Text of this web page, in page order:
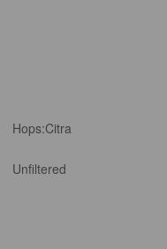
Hops:Citra
Unfiltered